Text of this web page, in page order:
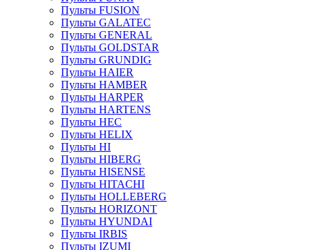
Пульты FUSION
Пульты GALATEC
Пульты GENERAL
Пульты GOLDSTAR
Пульты GRUNDIG
Пульты HAIER
Пульты HAMBER
Пульты HARPER
Пульты HARTENS
Пульты HEC
Пульты HELIX
Пульты HI
Пульты HIBERG
Пульты HISENSE
Пульты HITACHI
Пульты HOLLEBERG
Пульты HORIZONT
Пульты HYUNDAI
Пульты IRBIS
Пульты IZUMI